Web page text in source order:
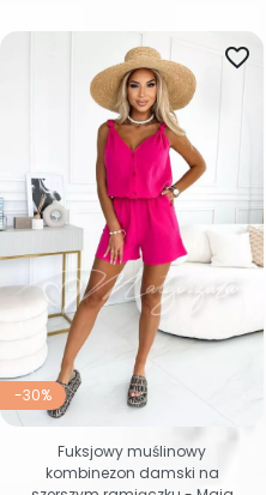
-30%
favorite_border
Fuksjowy muślinowy
kombinezon damski na